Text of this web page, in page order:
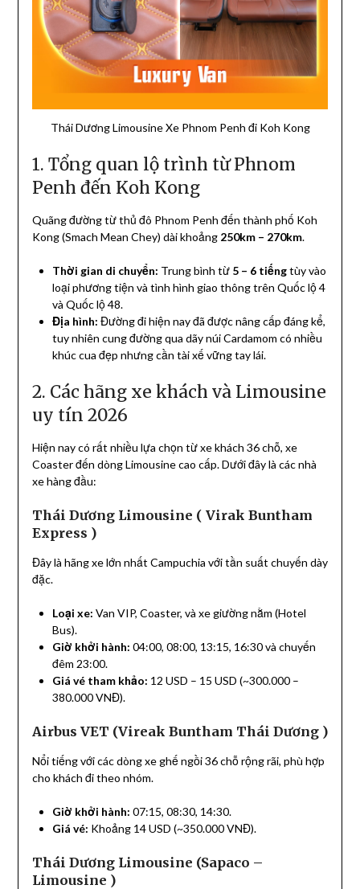
Thái Dương Limousine Xe Phnom Penh đi Koh Kong
1. Tổng quan lộ trình từ Phnom
Penh đến Koh Kong
Quãng đường từ thủ đô Phnom Penh đến thành phố Koh
Kong (Smach Mean Chey) dài khoảng 250km – 270km.
Thời gian di chuyển: Trung bình từ 5 – 6 tiếngtùy vào
loại phương tiện và tình hình giao thông trên Quốc lộ 4
và Quốc lộ 48.
Địa hình: Đường đi hiện nay đã được nâng cấp đáng kể,
tuy nhiên cung đường qua dãy núi Cardamom có nhiều
khúc cua đẹp nhưng cần tài xế vững tay lái.
2. Các hãng xe khách và Limousine
uy tín 2026
Hiện nay có rất nhiều lựa chọn từ xe khách 36 chỗ, xe
Coaster đến dòng Limousine cao cấp. Dưới đây là các nhà
xe hàng đầu:
Thái Dương Limousine ( Virak Buntham
Express )
Đây là hãng xe lớn nhất Campuchia với tần suất chuyến dày
đặc.
Loại xe: Van VIP, Coaster, và xe giường nằm (Hotel
Bus).
Giờ khởi hành: 04:00, 08:00, 13:15, 16:30 và chuyến
đêm 23:00.
Giá vé tham khảo: 12 USD – 15 USD (~300.000 –
380.000 VNĐ).
Airbus VET (Vireak Buntham Thái Dương )
Nổi tiếng với các dòng xe ghế ngồi 36 chỗ rộng rãi, phù hợp
cho khách đi theo nhóm.
Giờ khởi hành: 07:15, 08:30, 14:30.
Giá vé: Khoảng 14 USD (~350.000 VNĐ).
Thái Dương Limousine (Sapaco –
Limousine )